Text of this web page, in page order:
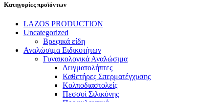
Κατηγορίες προϊόντων
LAZOS PRODUCTION
Uncategorized
Βρεφικά είδη
Αναλώσιμα Ειδικοτήτων
Γυναικολογικά Αναλώσιμα
Δειγματολήπτες
Καθετήρες Σπερματέγχυσης
Κολποδιαστολείς
Πεσσοί Σιλικόνης